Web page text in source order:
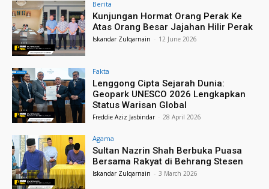
Berita
Kunjungan Hormat Orang Perak Ke
Atas Orang Besar Jajahan Hilir Perak
Iskandar Zulqarnain - 12 June 2026
Fakta
Lenggong Cipta Sejarah Dunia:
Geopark UNESCO 2026 Lengkapkan
Status Warisan Global
Freddie Aziz Jasbindar - 28 April 2026
Agama
Sultan Nazrin Shah Berbuka Puasa
Bersama Rakyat di Behrang Stesen
Iskandar Zulqarnain - 3 March 2026